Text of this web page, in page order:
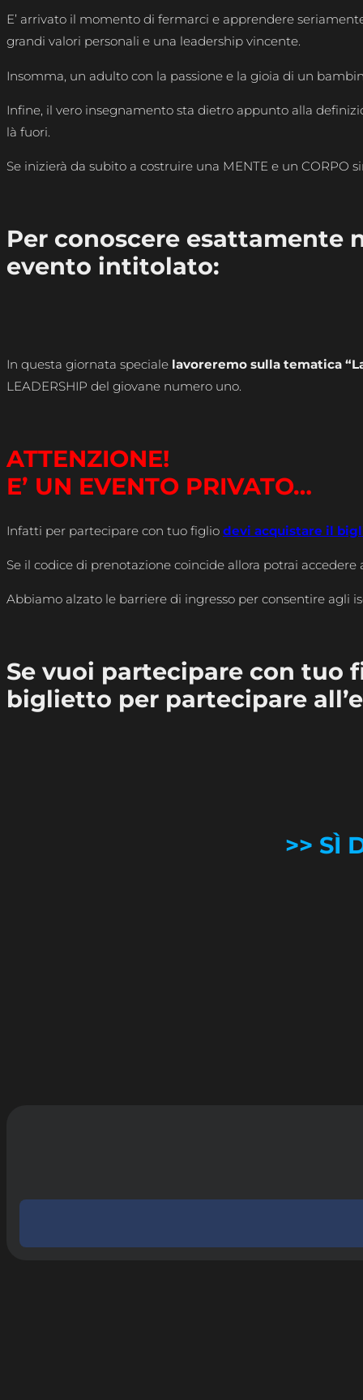
E’ arrivato il momento di fermarci e apprendere
grandi valori personali e una leadership vincente.
Insomma, un adulto con la passione e la gioia di un
Infine, il vero insegnamento sta dietro appunto alla
là fuori.
Se inizierà da subito a costruire una MENTE e un
Per conoscere
evento intitolato:
In questa giornata speciale lavoreremo sulla tematica
LEADERSHIP del giovane numero uno.
ATTENZIONE!
E’ UN EVENTO PRIVATO…
Infatti per partecipare con tuo figlio devi acquistare il
Se il codice di prenotazione coincide allora potrai accedere
Abbiamo alzato le barriere di ingresso per consentire agli
Se vuoi partecipare con tuo
biglietto per partecipare
>> SÌ